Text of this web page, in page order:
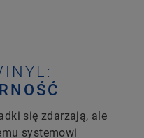
się zdarzają, ale
systemowi